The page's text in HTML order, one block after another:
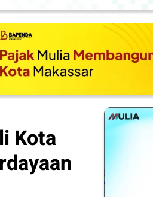
Kota